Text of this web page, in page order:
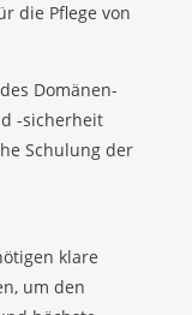
die Pflege von
Domänen-
-sicherheit
Schulung der
klare
um den